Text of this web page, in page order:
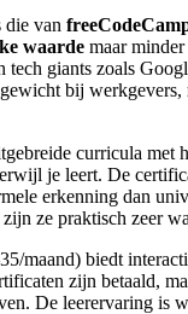
die van
waarde maar
tech giants zoals
bij werkgevers,
curricula met
je leert. De
erkenning dan
ze praktisch zeer
maand) biedt
zijn betaald,
De leerervaring is